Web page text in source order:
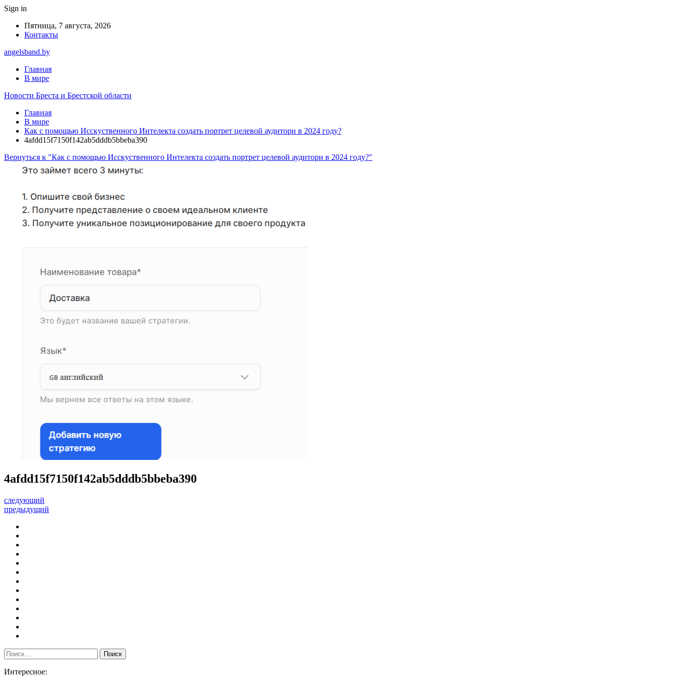
Sign in
Пятница, 7 августа, 2026
Контакты
angelsband.by
Главная
В мире
Новости Бреста и Брестской области
Главная
В мире
Как с помощью Исскуственного Интелекта создать портрет целевой аудитори в 2024 году?
4afdd15f7150f142ab5dddb5bbeba390
Вернуться к "Как с помощью Исскуственного Интелекта создать портрет целевой аудитори в 2024 году?"
4afdd15f7150f142ab5dddb5bbeba390
следующий
предыдущий
Интересное: